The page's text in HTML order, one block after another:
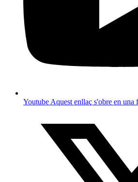
Youtube Aquest enllaç s'obre en una